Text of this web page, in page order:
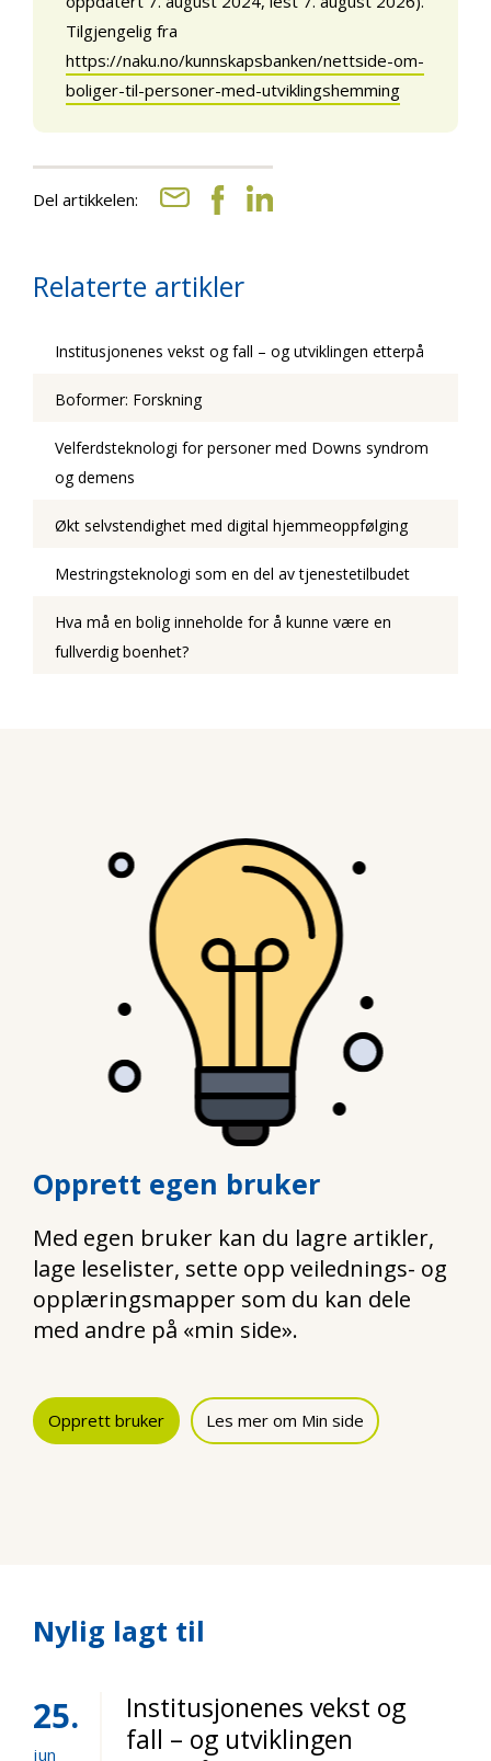
Tilgjengelig fra
https://naku.no/kunnskapsbanken/nettside-om-
boliger-til-personer-med-utviklingshemming
Del artikkelen:
Relaterte artikler
Institusjonenes vekst og fall – og utviklingen etterpå
Boformer: Forskning
Velferdsteknologi for personer med Downs syndrom
og demens
Økt selvstendighet med digital hjemmeoppfølging
Mestringsteknologi som en del av tjenestetilbudet
Hva må en bolig inneholde for å kunne være en
fullverdig boenhet?
Opprett egen bruker
Med egen bruker kan du lagre artikler,
lage leselister, sette opp veilednings- og
opplæringsmapper som du kan dele
med andre på «min side».
Opprett bruker Les mer om Min side
Nylig lagt til
25
jun
Institusjonenes vekst og
fall – og utviklingen